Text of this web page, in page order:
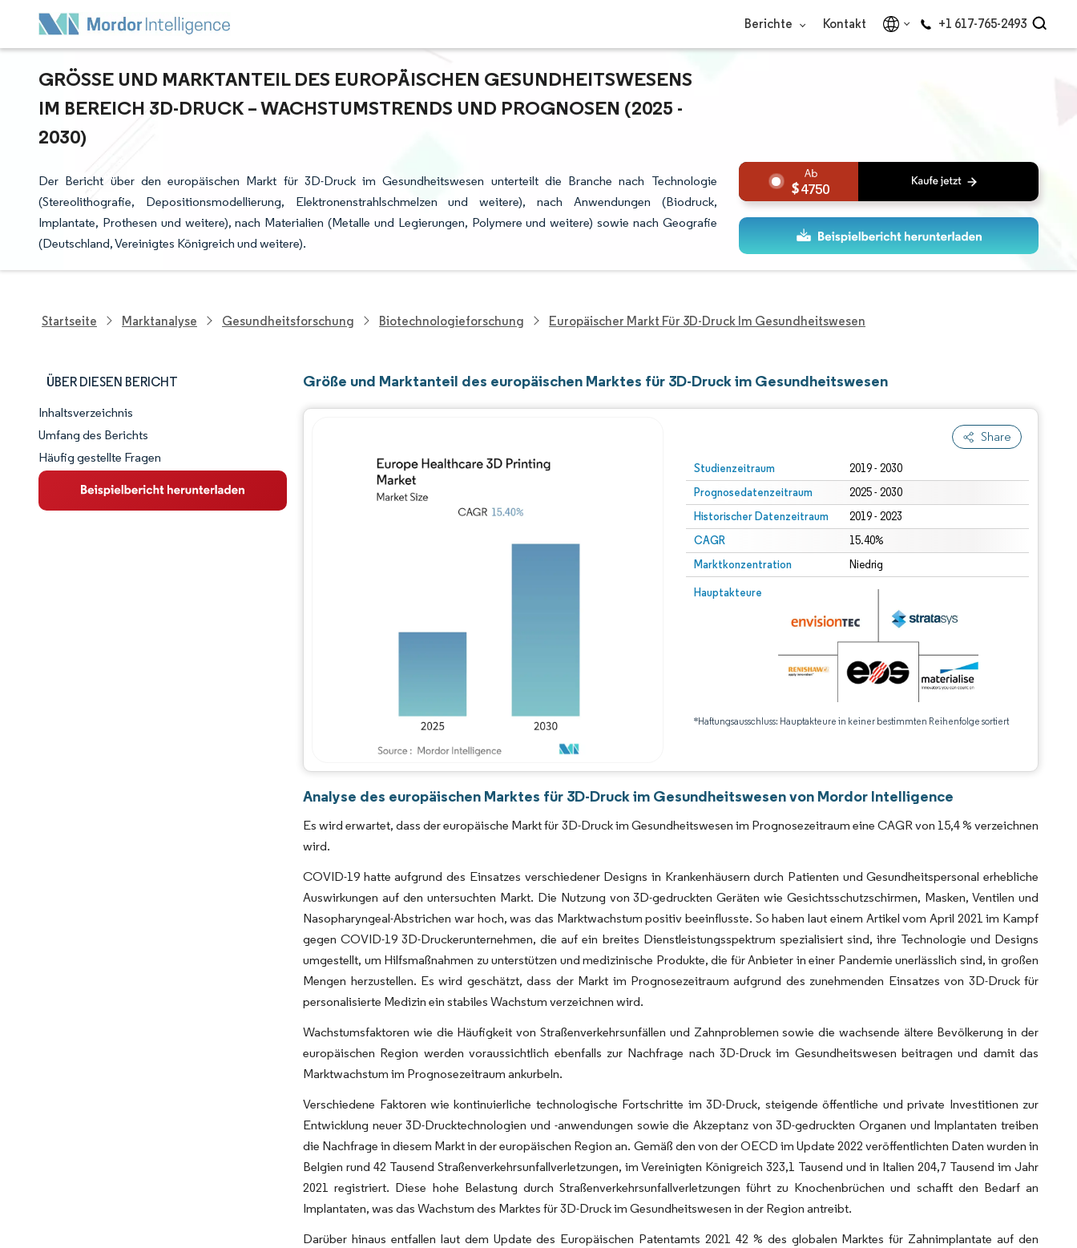
Berichte Kontakt +1 617-765-2493
GRÖSSE UND MARKTANTEIL DES EUROPÄISCHEN GESUNDHEITSWESENS I
M BEREICH 3D-DRUCK – WACHSTUMSTRENDS UND PROGNOSEN (2025 - 2
030)
Der Bericht über den europäischen Markt für 3D-Druck im Gesundheitswesen unterteilt die Branche nach Technologie
(Stereolithografie, Depositionsmodellierung, Elektronenstrahlschmelzen und weitere), nach Anwendungen (Biodruck,
Implantate, Prothesen und weitere), nach Materialien (Metalle und Legierungen, Polymere und weitere) sowie nach Geografie
(Deutschland, Vereinigtes Königreich und weitere).
4750
Startseite Marktanalyse Gesundheitsforschung Biotechnologieforschung Europäischer Markt Für 3D-Druck Im Gesundheitswesen
ÜBER DIESEN BERICHT
Marktschnappschuss
Marktübersicht
Wichtige Markttrends
Inhaltsverzeichnis
Umfang des Berichts
Häufig gestellte Fragen
Größe und Marktanteil des europäischen Marktes für 3D-Druck im Gesundheitswesen
Share
Studienzeitraum 2019 - 2030
Prognosedatenzeitraum 2025 - 2030
Historischer Datenzeitraum 2019 - 2023
CAGR 15.40%
Marktkonzentration Niedrig
Hauptakteure
*Haftungsausschluss: Hauptakteure in keiner bestimmten Reihenfolge sortiert
Analyse des europäischen Marktes für 3D-Druck im Gesundheitswesen von Mordor Intelligence
Es wird erwartet, dass der europäische Markt für 3D-Druck im Gesundheitswesen im Prognosezeitraum eine CAGR von 15,4 % verzeichnen
wird.
COVID-19 hatte aufgrund des Einsatzes verschiedener Designs in Krankenhäusern durch Patienten und Gesundheitspersonal erhebliche
Auswirkungen auf den untersuchten Markt. Die Nutzung von 3D-gedruckten Geräten wie Gesichtsschutzschirmen, Masken, Ventilen und
Nasopharyngeal-Abstrichen war hoch, was das Marktwachstum positiv beeinflusste. So haben laut einem Artikel vom April 2021 im Kampf
gegen COVID-19 3D-Druckerunternehmen, die auf ein breites Dienstleistungsspektrum spezialisiert sind, ihre Technologie und Designs
umgestellt, um Hilfsmaßnahmen zu unterstützen und medizinische Produkte, die für Anbieter in einer Pandemie unerlässlich sind, in großen
Mengen herzustellen. Es wird geschätzt, dass der Markt im Prognosezeitraum aufgrund des zunehmenden Einsatzes von 3D-Druck für
personalisierte Medizin ein stabiles Wachstum verzeichnen wird.
Wachstumsfaktoren wie die Häufigkeit von Straßenverkehrsunfällen und Zahnproblemen sowie die wachsende ältere Bevölkerung in der
europäischen Region werden voraussichtlich ebenfalls zur Nachfrage nach 3D-Druck im Gesundheitswesen beitragen und damit das
Marktwachstum im Prognosezeitraum ankurbeln.
Verschiedene Faktoren wie kontinuierliche technologische Fortschritte im 3D-Druck, steigende öffentliche und private Investitionen zur
Entwicklung neuer 3D-Drucktechnologien und -anwendungen sowie die Akzeptanz von 3D-gedruckten Organen und Implantaten treiben
die Nachfrage in diesem Markt in der europäischen Region an. Gemäß den von der OECD im Update 2022 veröffentlichten Daten wurden in
Belgien rund 42 Tausend Straßenverkehrsunfallverletzungen, im Vereinigten Königreich 323,1 Tausend und in Italien 204,7 Tausend im Jahr
2021 registriert. Diese hohe Belastung durch Straßenverkehrsunfallverletzungen führt zu Knochenbrüchen und schafft den Bedarf an
Implantaten, was das Wachstum des Marktes für 3D-Druck im Gesundheitswesen in der Region antreibt.
Darüber hinaus entfallen laut dem Update des Europäischen Patentamts 2021 42 % des globalen Marktes für Zahnimplantate auf den